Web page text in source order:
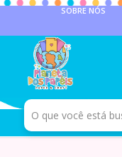
SOBRE NÓS